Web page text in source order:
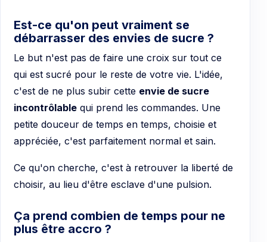
Est-ce qu'on peut vraiment se
débarrasser des envies de sucre ?
Le but n'est pas de faire une croix sur tout ce
qui est sucré pour le reste de votre vie. L'idée,
c'est de ne plus subir cette envie de sucre
incontrôlable qui prend les commandes. Une
petite douceur de temps en temps, choisie et
appréciée, c'est parfaitement normal et sain.
Ce qu'on cherche, c'est à retrouver la liberté de
choisir, au lieu d'être esclave d'une pulsion.
Ça prend combien de temps pour ne
plus être accro ?